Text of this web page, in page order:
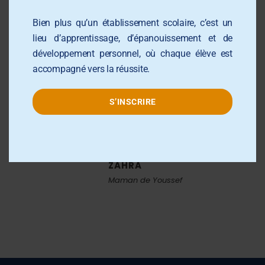
RADHIA YACCOUBI
Sample Position
“
Je recommande vivement l ‘école el Amed,
ZAHRA
Maman de Youssef
Bien plus qu’un établissement scolaire, c’est un
lieu d’apprentissage, d’épanouissement et de
développement personnel, où chaque élève est
accompagné vers la réussite.
S’INSCRIRE